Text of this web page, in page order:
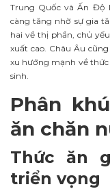
Trung Quốc và Ấn Độ
càng tăng nhờ sự gia
hai về thị phần, chủ
xuất cao. Châu Âu
xu hướng mạnh về
sinh.
Phân
ăn chăn
Thức ăn
triển vọng